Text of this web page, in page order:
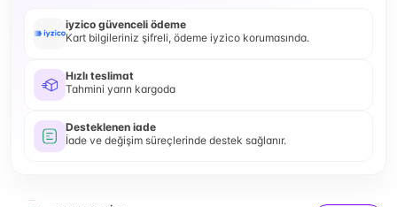
iyzico güvenceli ödeme
Kart bilgileriniz şifreli, ödeme iyzico korumasında.
Hızlı teslimat
Tahmini yarın kargoda
Desteklenen iade
İade ve değişim süreçlerinde destek sağlanır.